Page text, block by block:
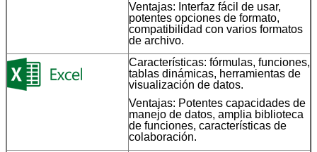
Ventajas: Interfaz fácil de usar,
potentes opciones de formato,
compatibilidad con varios formatos
de archivo.
Características: fórmulas, funciones,
tablas dinámicas, herramientas de
visualización de datos.
Ventajas: Potentes capacidades de
manejo de datos, amplia biblioteca
de funciones, características de
colaboración.